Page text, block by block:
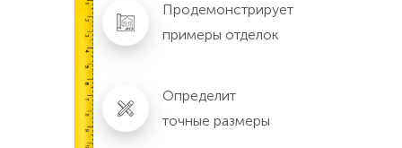
Продемонстрирует
примеры отделок
Определит
точные размеры